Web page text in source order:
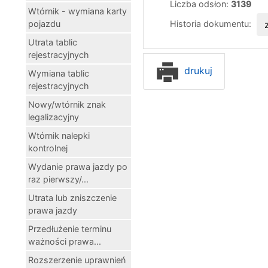
Wtórnik - wymiana karty
pojazdu
Utrata tablic
rejestracyjnych
Wymiana tablic
rejestracyjnych
Nowy/wtórnik znak
legalizacyjny
Wtórnik nalepki
kontrolnej
Wydanie prawa jazdy po
raz pierwszy/...
Utrata lub zniszczenie
prawa jazdy
Przedłużenie terminu
ważności prawa...
Rozszerzenie uprawnień
Liczba odsłon: 3139
Historia dokumentu:
drukuj